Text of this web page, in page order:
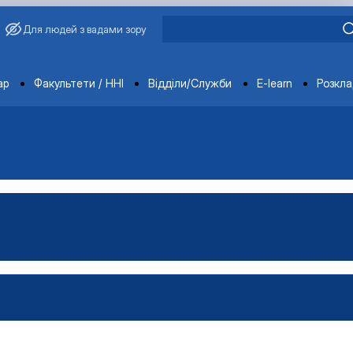
Для людей з вадами зору
Факультети / ННІ Відділи/Служби E-learn